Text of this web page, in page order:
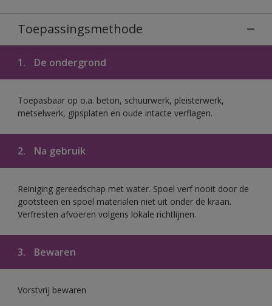
Toepassingsmethode
1. De ondergrond
Toepasbaar op o.a. beton, schuurwerk, pleisterwerk,
metselwerk, gipsplaten en oude intacte verflagen.
2. Na gebruik
Reiniging gereedschap met water. Spoel verf nooit door de
gootsteen en spoel materialen niet uit onder de kraan.
Verfresten afvoeren volgens lokale richtlijnen.
3. Bewaren
Vorstvrij bewaren